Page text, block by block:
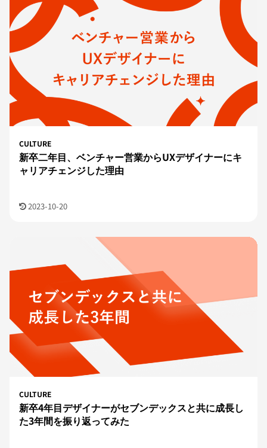
CULTURE
新卒二年目、ベンチャー営業からUXデザイナーにキ
ャリアチェンジした理由
2023-10-20
CULTURE
新卒4年目デザイナーがセブンデックスと共に成長し
た3年間を振り返ってみた